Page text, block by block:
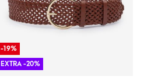
-19%
EXTRA -20%